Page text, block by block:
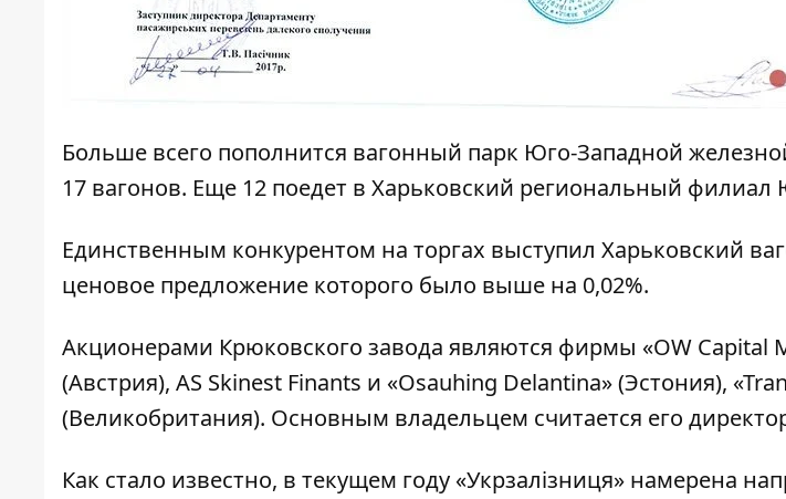
Больше всего пополнится вагонный парк Юго-Западной
17 вагонов. Еще 12 поедет в Харьковский региональный
Единственным конкурентом на торгах выступил Харьковский
ценовое предложение которого было выше на 0,02%.
Акционерами Крюковского завода являются фирмы «OW Capital
(Австрия), AS Skinest Finants и «Osauhing Delantina» (Эстония),
(Великобритания). Основным владельцем считается его
Как стало известно, в текущем году «Укрзалізниця» намерена